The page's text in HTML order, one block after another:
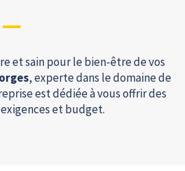
et sain pour le bien-être de vos
, experte dans le domaine de
est dédiée à vous offrir des
et budget.